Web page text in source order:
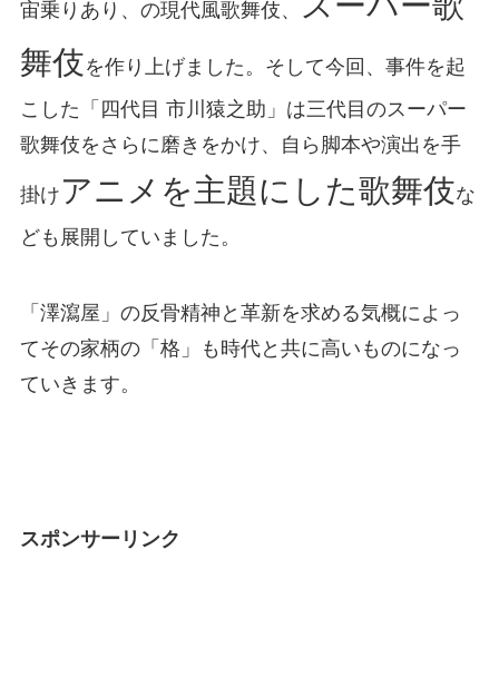
宙乗りあり、の現代風歌舞伎、
舞伎を作り上げました。そして今回、事件を起
こした「四代目 市川猿之助」は三代目のスーパー
歌舞伎をさらに磨きをかけ、自ら脚本や演出を手
掛け アニメを主題にした歌舞伎な
ども展開していました。
「澤瀉屋」の反骨精神と革新を求める気概によっ
てその家柄の「格」も時代と共に高いものになっ
ていきます。
スポンサーリンク